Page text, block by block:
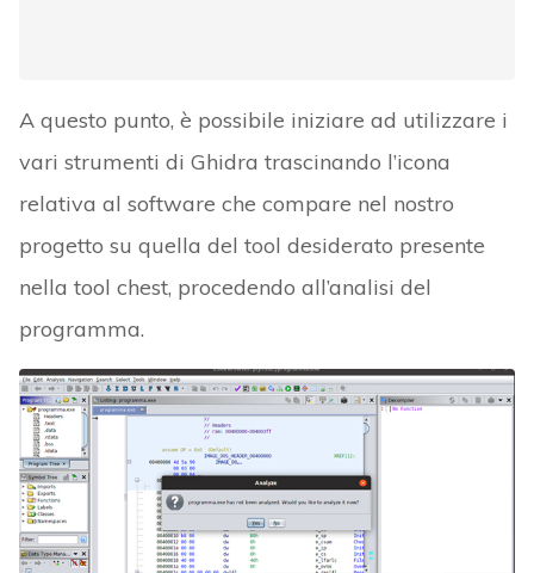
A questo punto, è possibile iniziare ad utilizzare i
vari strumenti di Ghidra trascinando l’icona
relativa al software che compare nel nostro
progetto su quella del tool desiderato presente
nella tool chest, procedendo all’analisi del
programma.